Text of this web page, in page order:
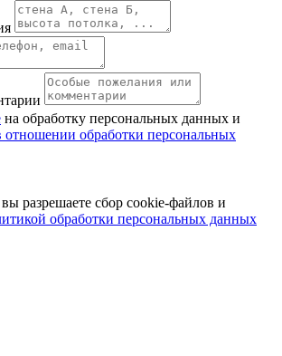
на обработку персональных данных и
отношении обработки персональных
разрешаете сбор cookie-файлов и
обработки персональных данных